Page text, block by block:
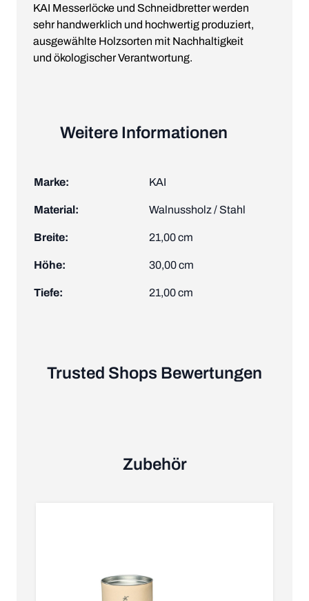
KAI Messerlöcke und Schneidbretter werden
sehr handwerklich und hochwertig produziert,
ausgewählte Holzsorten mit Nachhaltigkeit
und ökologischer Verantwortung.
Weitere Informationen
Marke: KAI
Material: Walnussholz / Stahl
Breite: 21,00 cm
Höhe: 30,00 cm
Tiefe: 21,00 cm
Trusted Shops Bewertungen
Zubehör